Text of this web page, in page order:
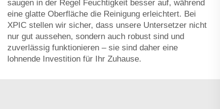
saugen in der Regel Feuchtigkeit besser auf, während
eine glatte Oberfläche die Reinigung erleichtert. Bei
XPIC stellen wir sicher, dass unsere Untersetzer nicht
nur gut aussehen, sondern auch robust sind und
zuverlässig funktionieren – sie sind daher eine
lohnende Investition für Ihr Zuhause.